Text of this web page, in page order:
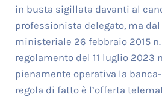
in busta sigillata davanti al
professionista delegato, ma
ministeriale 26 febbraio 2015
regolamento del 11 luglio 2023
pienamente operativa la
regola di fatto è l’offerta